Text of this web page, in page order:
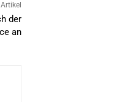
der
an